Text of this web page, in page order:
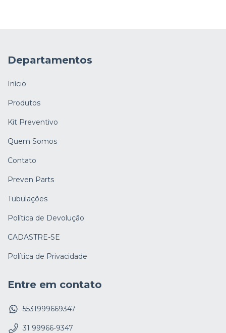
Departamentos
Início
Produtos
Kit Preventivo
Quem Somos
Contato
Preven Parts
Tubulações
Política de Devolução
CADASTRE-SE
Política de Privacidade
Entre em contato
5531999669347
31 99966-9347